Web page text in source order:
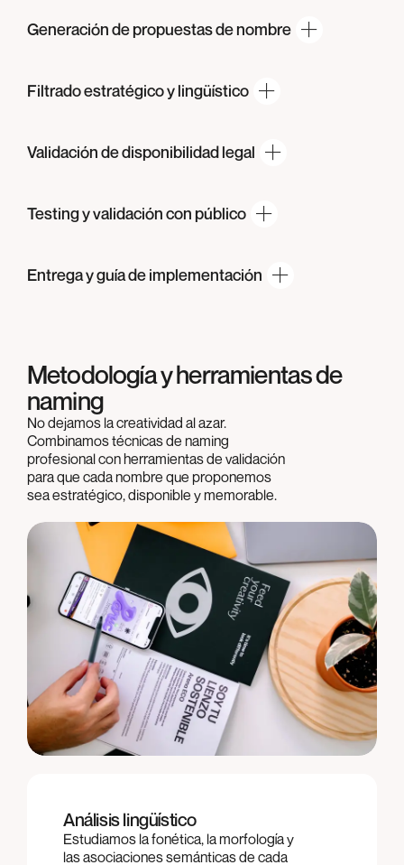
Generación de propuestasde nombre
Filtrado estratégicoy lingüístico
Validación dedisponibilidad legal
Testing y validacióncon público
Entrega y guíade implementación
Metodología y herramientas de
naming
No dejamos la creatividad al azar.
Combinamos técnicas de naming
profesional con herramientas de validación
para que cada nombre que proponemos
sea estratégico, disponible y memorable.
Análisis lingüístico
Estudiamos la fonética, la morfología y
las asociaciones semánticas de cada